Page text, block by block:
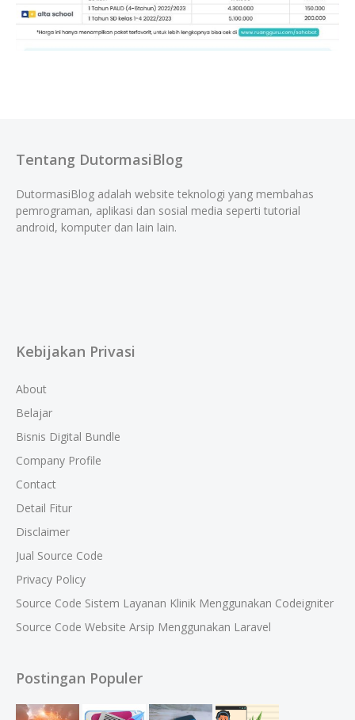
Tentang DutormasiBlog
DutormasiBlog adalah website teknologi yang membahas
pemrograman, aplikasi dan sosial media seperti tutorial
android, komputer dan lain lain.
Kebijakan Privasi
About
Belajar
Bisnis Digital Bundle
Company Profile
Contact
Detail Fitur
Disclaimer
Jual Source Code
Privacy Policy
Source Code Sistem Layanan Klinik Menggunakan Codeigniter
Source Code Website Arsip Menggunakan Laravel
Postingan Populer